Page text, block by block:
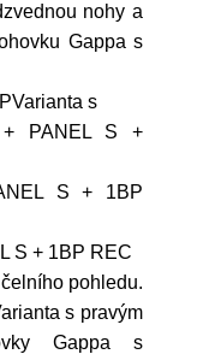
nohy a
Gappa s
s
+ PANEL S +
S + 1BP
S + 1BP REC
pohledu.
s pravým
Gappa s